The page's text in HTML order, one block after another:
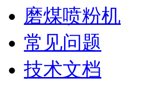
磨煤喷粉机
常见问题
技术文档